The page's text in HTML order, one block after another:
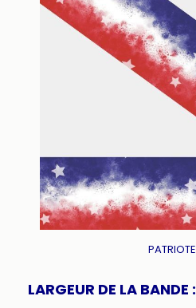
PATRIOTE
LARGEUR DE LA BANDE :